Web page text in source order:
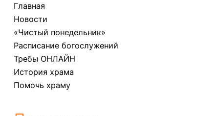
Главная
Новости
«Чистый понедельник»
Расписание богослужений
Требы ОНЛАЙН
История храма
Помочь храму